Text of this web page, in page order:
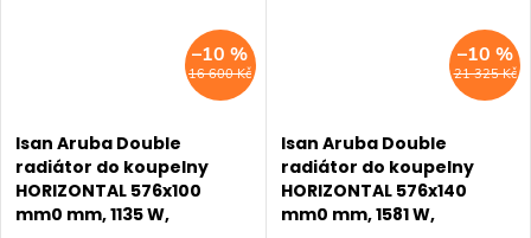
16 600 Kč
–10 %
Isan Aruba Double
radiátor do koupelny
HORIZONTAL 576x100
mm0 mm, 1135 W,
21 325 Kč
–10 %
Isan Aruba Double
radiátor do koupelny
HORIZONTAL 576x140
mm0 mm, 1581 W,